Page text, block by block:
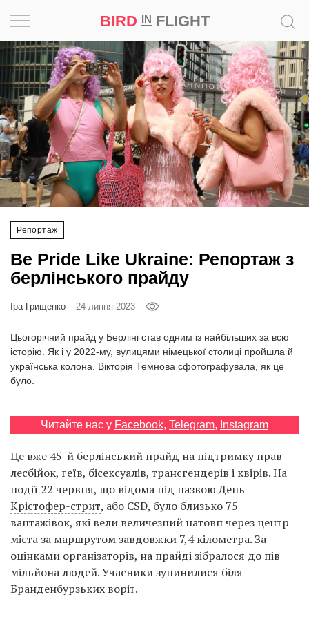
BIRD INFLIGHT
EN
RU
Репортаж
Be Pride Like Ukraine: Репортаж з
берлінського прайду
Іра Грищенко 24 липня 2023
Цьогорічний прайд у Берліні став одним із найбільших за всю
історію. Як і у 2022-му, вулицями німецької столиці пройшла й
українська колона. Вікторія Темнова сфотографувала, як це
було.
Читайте нас у Facebook, Telegram, Instagram
Це вже 45-й берлінський прайд на підтримку прав
лесбійок, геїв, бісексуалів, трансгендерів і квірів. На
події 22 червня, що відома під назвоюДень
Крістофер-стрит, або CSD, було близько 75
вантажівок, які вели величезний натовп через центр
міста за маршрутом завдовжки 7,4 кілометра. За
оцінками організаторів, на прайді зібралося до пів
мільйона людей. Учасники зупинилися біля
Бранденбурзьких воріт.